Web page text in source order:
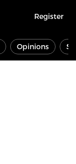
Register
Opinions